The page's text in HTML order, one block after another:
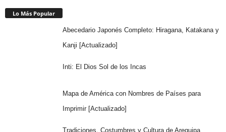
Lo Más Popular
Abecedario Japonés Completo: Hiragana, Katakana y
Kanji [Actualizado]
Inti: El Dios Sol de los Incas
Mapa de América con Nombres de Países para
Imprimir [Actualizado]
Tradiciones, Costumbres y Cultura de Arequipa